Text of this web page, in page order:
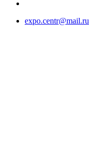
expo.centr@mail.ru